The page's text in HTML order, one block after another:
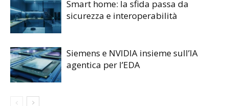
Smart home: la sfida passa da
sicurezza e interoperabilità
Siemens e NVIDIA insieme sull’IA
agentica per l’EDA